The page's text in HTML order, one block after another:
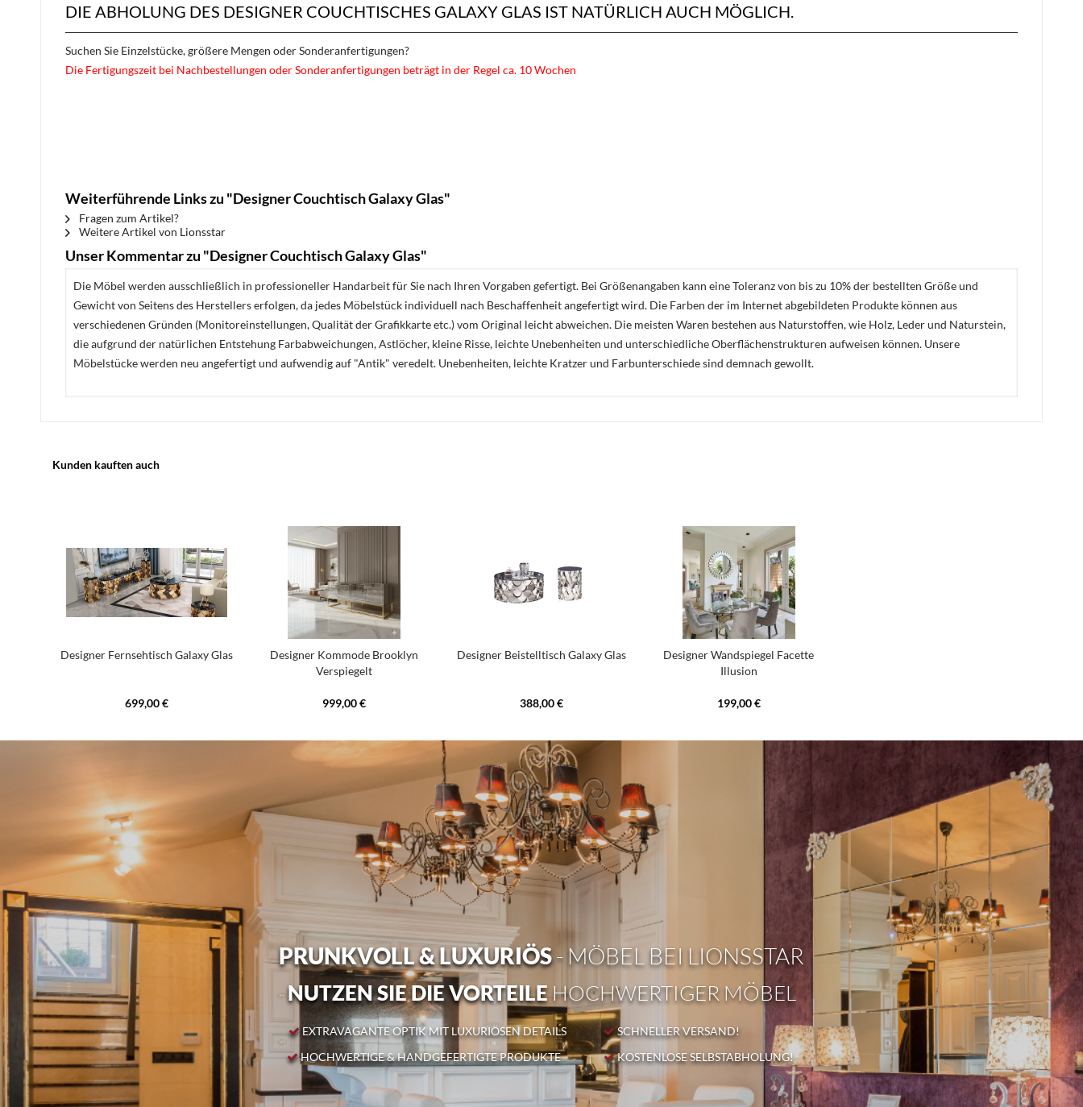
DIE ABHOLUNG DES DESIGNER COUCHTISCHES GALAXY GLAS IST NATÜRLICH AUCH MÖGLICH.
Suchen Sie Einzelstücke, größere Mengen oder Sonderanfertigungen?
Die Fertigungszeit bei Nachbestellungen oder Sonderanfertigungen beträgt in der Regel ca. 10 Wochen
Weiterführende Links zu "Designer Couchtisch Galaxy Glas"
Fragen zum Artikel?
Weitere Artikel von Lionsstar
Unser Kommentar zu "Designer Couchtisch Galaxy Glas"
Die Möbel werden ausschließlich in professioneller Handarbeit für Sie nach Ihren Vorgaben gefertigt. Bei Größenangaben kann eine Toleranz von bis zu 10% der bestellten Größe und
Gewicht von Seitens des Herstellers erfolgen, da jedes Möbelstück individuell nach Beschaffenheit angefertigt wird. Die Farben der im Internet abgebildeten Produkte können aus
verschiedenen Gründen (Monitoreinstellungen, Qualität der Grafikkarte etc.) vom Original leicht abweichen. Die meisten Waren bestehen aus Naturstoffen, wie Holz, Leder und Naturstein,
die aufgrund der natürlichen Entstehung Farbabweichungen, Astlöcher, kleine Risse, leichte Unebenheiten und unterschiedliche Oberflächenstrukturen aufweisen können. Unsere
Möbelstücke werden neu angefertigt und aufwendig auf "Antik" veredelt. Unebenheiten, leichte Kratzer und Farbunterschiede sind demnach gewollt.
Kunden kauften auch
Designer Fernsehtisch Galaxy Glas
699,00 €
Designer Kommode Brooklyn
Verspiegelt
999,00 €
Designer Beistelltisch Galaxy Glas
388,00 €
Designer Wandspiegel Facette
Illusion
199,00 €
PRUNKVOLL & LUXURIÖS- MÖBEL BEI LIONSSTAR
NUTZEN SIE DIE VORTEILEHOCHWERTIGER MÖBEL
EXTRAVAGANTE OPTIK MIT LUXURIÖSEN DETAILS
HOCHWERTIGE & HANDGEFERTIGTE PRODUKTE
SCHNELLER VERSAND!
KOSTENLOSE SELBSTABHOLUNG!